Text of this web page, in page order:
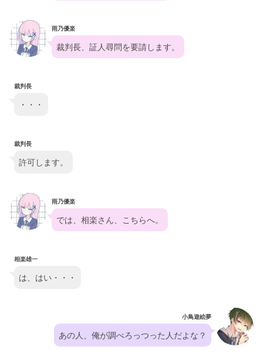
雨乃優楽
裁判長、証人尋問を要請します。
裁判長
・・・
裁判長
許可します。
雨乃優楽
では、相楽さん、こちらへ。
相楽雄一
は、はい・・・
小鳥遊絵夢
あの人、俺が調べろっつった人だよな？